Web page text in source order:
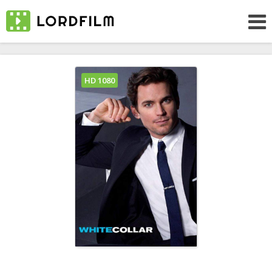
HD 1080